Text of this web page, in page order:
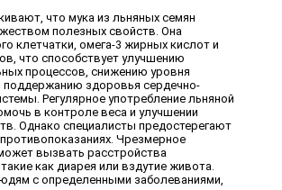
что мука из льняных семян
полезных свойств. Она
клетчатки, омега-3 жирных кислот и
что способствует улучшению
процессов, снижению уровня
поддержанию здоровья сердечно-
Регулярное употребление льняной
в контроле веса и улучшении
Однако специалисты предостерегают
Чрезмерное
вызвать расстройства
как диарея или вздутие живота.
с определенными заболеваниями,